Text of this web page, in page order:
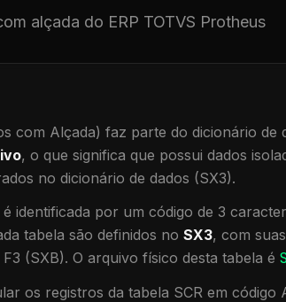
alçada do ERP TOTVS Protheus
com Alçada) faz parte do dicionário de
, o que significa que possui dados
no dicionário de dados (SX3).
identificada por um código de 3
tabela são definidos no SX3, com
(SXB). O arquivo físico desta tabela é
os registros da tabela SCR em código